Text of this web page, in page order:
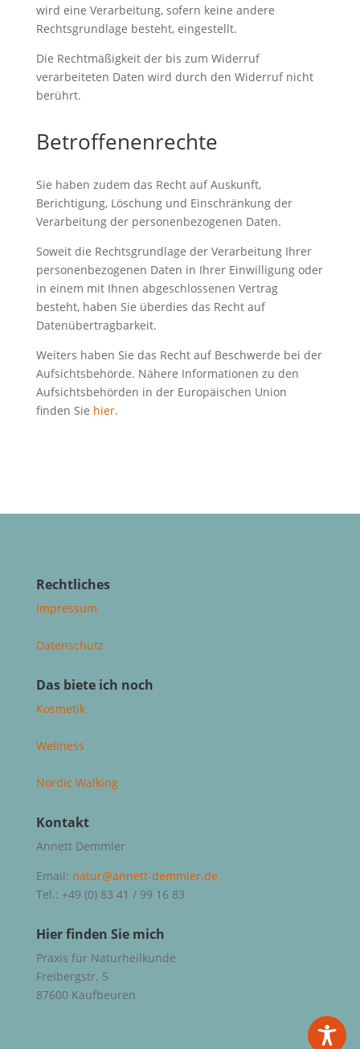
wird eine Verarbeitung, sofern keine andere
Rechtsgrundlage besteht, eingestellt.
Die Rechtmäßigkeit der bis zum Widerruf
verarbeiteten Daten wird durch den Widerruf nicht
berührt.
Betroffenenrechte
Sie haben zudem das Recht auf Auskunft,
Berichtigung, Löschung und Einschränkung der
Verarbeitung der personenbezogenen Daten.
Soweit die Rechtsgrundlage der Verarbeitung Ihrer
personenbezogenen Daten in Ihrer Einwilligung oder
in einem mit Ihnen abgeschlossenen Vertrag
besteht, haben Sie überdies das Recht auf
Datenübertragbarkeit.
Weiters haben Sie das Recht auf Beschwerde bei der
Aufsichtsbehörde. Nähere Informationen zu den
Aufsichtsbehörden in der Europäischen Union
finden Sie hier.
Rechtliches
Impressum
Datenschutz
Das biete ich noch
Kosmetik
Wellness
Nordic Walking
Kontakt
Annett Demmler
Email: natur@annett-demmler.de
Tel.: +49 (0) 83 41 / 99 16 83
Hier finden Sie mich
Praxis für Naturheilkunde
Freibergstr. 5
87600 Kaufbeuren